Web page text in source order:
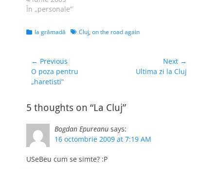
Mirmen şi Carcea.
Darius…
mult că voi apuca să
dar Sebi participă ca
blogger acreditat
eu sunt acreditată
ca bloggeriţă. Nu
întrebaţi cine-mi
şopteşte dacă
În „personale”
Categories
la grămadă TagsCluj, on the road again
Navigare
în
articole
← Previous
Previous
post:
O poza pentru
„haretisti”
Next →
Ultima zi la Cluj
5 thoughts on “La Cluj”
Bogdan Epureanu says:
16 octombrie 2009 at 7:19 AM
USeBeu cum se simte? :P